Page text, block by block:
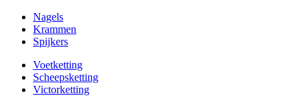
Nagels
Krammen
Spijkers
Voetketting
Scheepsketting
Victorketting